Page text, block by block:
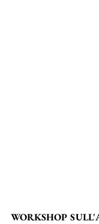
WORKSHOP